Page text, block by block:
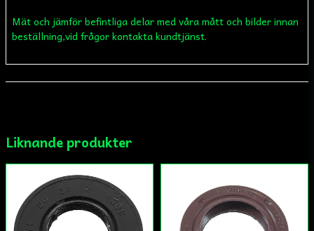
name
Namn
email
Ja, ni får publicera min fråga
Mät och jämför befintliga delar med våra mått och bilder innan
beställning,vid frågor kontakta kundtjänst.
Liknande produkter